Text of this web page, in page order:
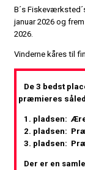
B´s
januar 2026 og
2026.
Vinderne kåres til
De 3 bedst
præmieres
1. pladsen:
2. pladsen:
3. pladsen:
Der er en